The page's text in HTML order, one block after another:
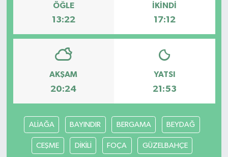
ÖĞLE
13:22
İKINDI
17:12
AKŞAM
20:24
YATSI
21:53
ALİAĞA BAYINDIR BERGAMA BEYDAĞ
CEŞME DİKİLİ FOÇA GÜZELBAHÇE